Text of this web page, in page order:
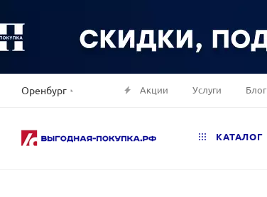
Оренбург Акции Услуги Блог
КАТАЛОГ